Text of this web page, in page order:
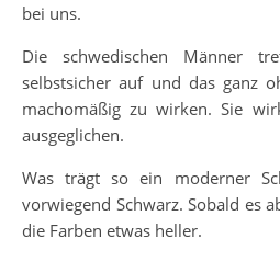
bei uns.
Die schwedischen Männer
selbstsicher auf und das ganz
machomäßig zu wirken. Sie
ausgeglichen.
Was trägt so ein moderner
vorwiegend Schwarz. Sobald es
die Farben etwas heller.